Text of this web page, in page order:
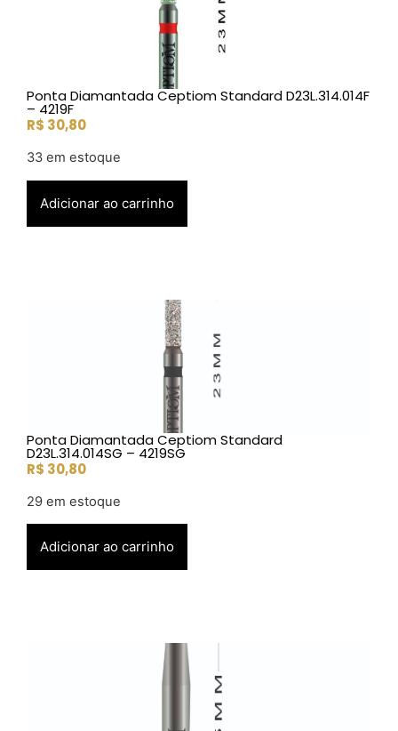
Ponta Diamantada Ceptiom Standard D23L.314.014F
– 4219F
R$ 30,80
33 em estoque
Adicionar ao carrinho
Ponta Diamantada Ceptiom Standard
D23L.314.014SG – 4219SG
R$ 30,80
29 em estoque
Adicionar ao carrinho